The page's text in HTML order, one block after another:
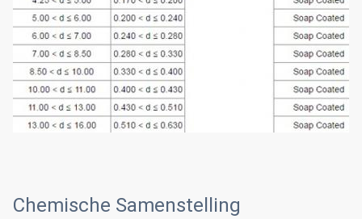
Chemische Samenstelling